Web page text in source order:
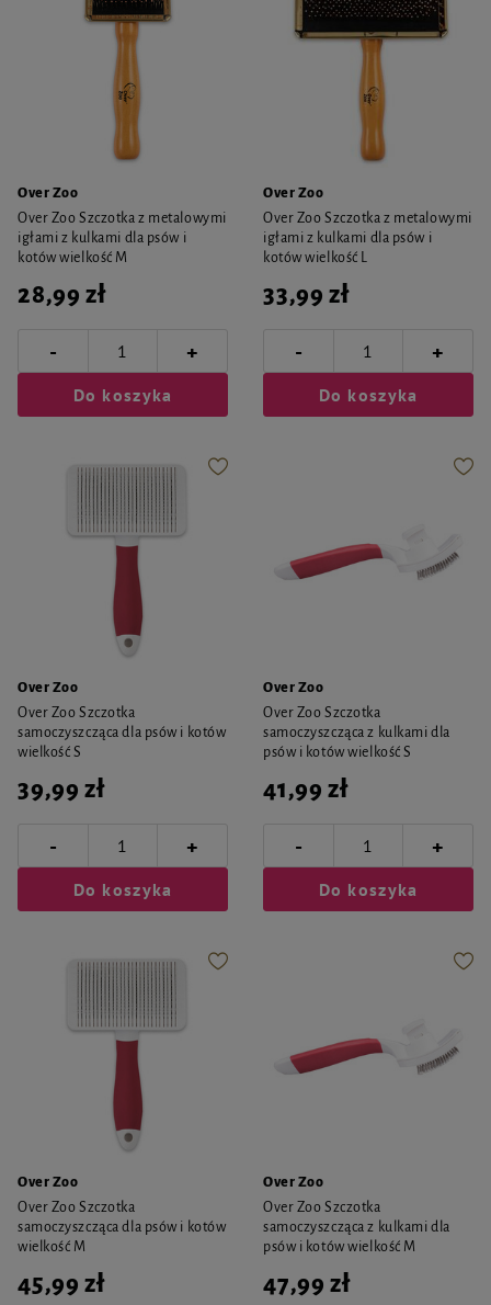
Over Zoo
Over Zoo Szczotka z metalowymi
igłami z kulkami dla psów i
kotów wielkość M
28,99 zł
- +
Do koszyka
Over Zoo
Over Zoo Szczotka z metalowymi
igłami z kulkami dla psów i
kotów wielkość L
33,99 zł
- +
Do koszyka
Over Zoo
Over Zoo Szczotka
samoczyszcząca dla psów i kotów
wielkość S
39,99 zł
- +
Do koszyka
Over Zoo
Over Zoo Szczotka
samoczyszcząca z kulkami dla
psów i kotów wielkość S
41,99 zł
- +
Do koszyka
Over Zoo
Over Zoo Szczotka
samoczyszcząca dla psów i kotów
wielkość M
45,99 zł
Over Zoo
Over Zoo Szczotka
samoczyszcząca z kulkami dla
psów i kotów wielkość M
47,99 zł